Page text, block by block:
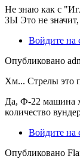
Не знаю как с
ЗЫ Это не
Войдите на
Опубликовано
Хм... Стрелы это
Да, Ф-22 машина
количество
Войдите на
Опубликовано